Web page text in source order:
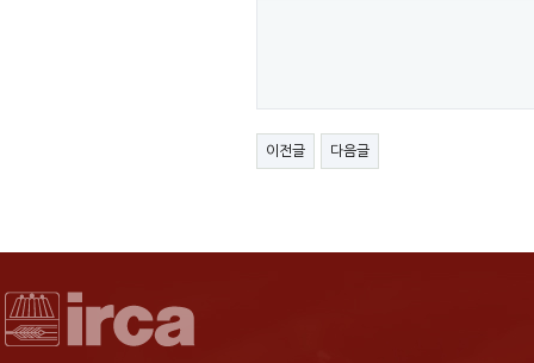
이전글 다음글